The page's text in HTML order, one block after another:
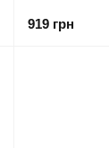
919 грн